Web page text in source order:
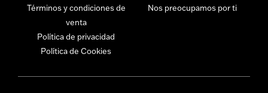
Términos y condiciones de
venta
Política de privacidad
Política de Cookies
Nos preocupamos por ti